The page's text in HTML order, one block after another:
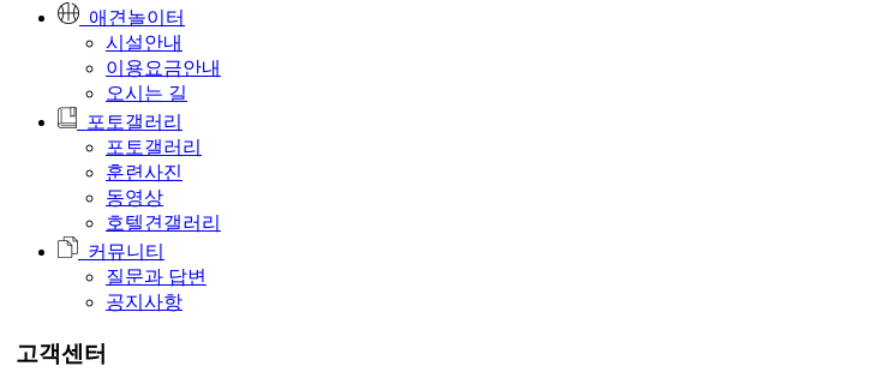
애견놀이터
시설안내
이용요금안내
오시는 길
포토갤러리
포토갤러리
훈련사진
동영상
호텔견갤러리
커뮤니티
질문과 답변
공지사항
고객센터